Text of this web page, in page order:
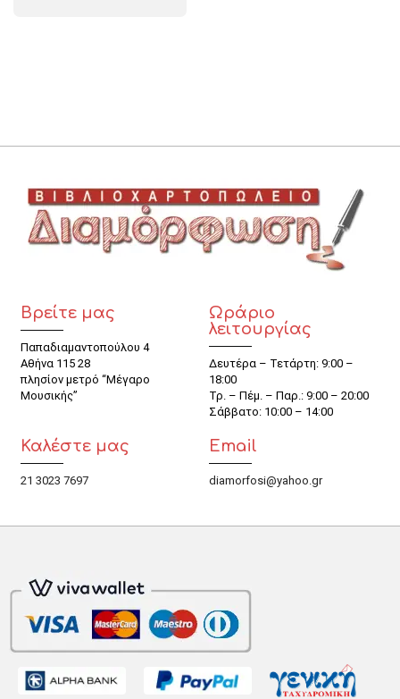
Βρείτε μας
Παπαδιαμαντοπούλου 4
Αθήνα 115 28
πλησίον μετρό “Μέγαρο
Μουσικής”
Ωράριο
λειτουργίας
Δευτέρα – Τετάρτη: 9:00 –
18:00
Τρ. – Πέμ. – Παρ.: 9:00 – 20:00
Σάββατο: 10:00 – 14:00
Καλέστε μας
21 3023 7697
Email
diamorfosi@yahoo.gr